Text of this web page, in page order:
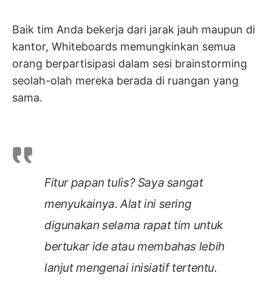
Baik tim Anda bekerja dari jarak jauh maupun di
kantor, Whiteboards memungkinkan semua
orang berpartisipasi dalam sesi brainstorming
seolah-olah mereka berada di ruangan yang
sama.
Fitur papan tulis? Saya sangat
menyukainya. Alat ini sering
digunakan selama rapat tim untuk
bertukar ide atau membahas lebih
lanjut mengenai inisiatif tertentu.